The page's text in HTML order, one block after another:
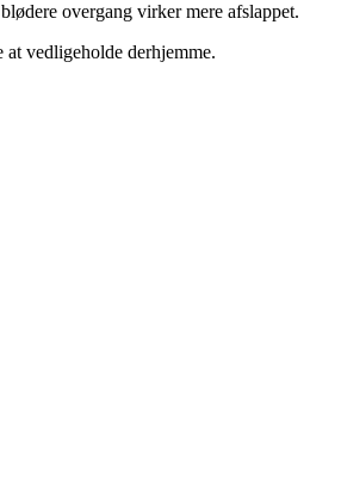
overgang virker mere afslappet.
vedligeholde derhjemme.